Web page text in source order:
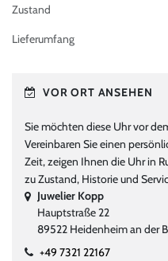
Zustand
Lieferumfang
VOR ORT ANSEHEN
Sie möchten diese Uhr vor
Vereinbaren Sie einen
Zeit, zeigen Ihnen die Uhr in
zu Zustand, Historie und
Juwelier Kopp
Hauptstraße 22
89522 Heidenheim an der
+49 7321 22167